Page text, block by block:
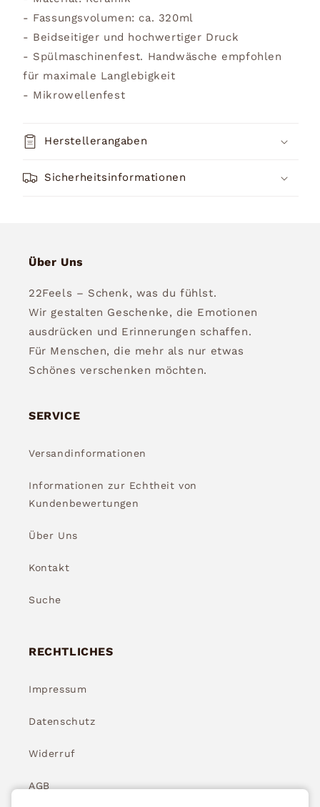
- Fassungsvolumen: ca. 320ml
- Beidseitiger und hochwertiger Druck
- Spülmaschinenfest. Handwäsche empfohlen
für maximale Langlebigkeit
- Mikrowellenfest
Herstellerangaben
Sicherheitsinformationen
Über Uns
22Feels – Schenk, was du fühlst.
Wir gestalten Geschenke, die Emotionen
ausdrücken und Erinnerungen schaffen.
Für Menschen, die mehr als nur etwas
Schönes verschenken möchten.
SERVICE
Versandinformationen
Informationen zur Echtheit von
Kundenbewertungen
Über Uns
Kontakt
Suche
RECHTLICHES
Impressum
Datenschutz
Widerruf
AGB